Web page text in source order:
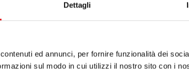
Dettagli
ed annunci, per fornire funzionalità dei
sul modo in cui utilizzi il nostro sito con i